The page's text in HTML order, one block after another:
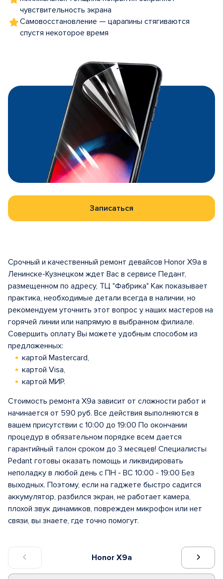
чувствительность экрана
Самовосстановление — царапины стягиваются
спустя некоторое время
Записаться
Honor X9a
Срочный и качественный ремонт девайсов Honor X9a в
Ленинске-Кузнецком ждет Вас в сервисе Педант,
размещенном по адресу, ТЦ "Фабрика" Как показывает
практика, необходимые детали всегда в наличии, но
рекомендуем уточнить этот вопрос у наших мастеров на
горячей линии или напрямую в выбранном филиале.
Совершить оплату Вы можете удобным способом из
предложенных:
картой Mastercard,
картой Visa,
картой МИР.
Стоимость ремонта X9a зависит от сложности работ и
начинается от 590 руб. Все действия выполняются в
вашем присутствии с 10:00 до 19:00 По окончании
процедур в обязательном порядке всем дается
гарантийный талон сроком до 3 месяцев! Специалисты
Pedant готовы оказать помощь и ликвидировать
неполадку в любой день с ПН - ВС 10:00 - 19:00 Без
выходных. Поэтому, если на гаджете быстро садится
аккумулятор, разбился экран, не работает камера,
плохой звук динамиков, поврежден микрофон или нет
связи, вы знаете, где точно помогут.